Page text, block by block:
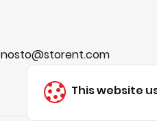
nosto@storent.com
This website